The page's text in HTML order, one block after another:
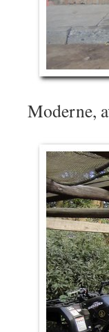
Moderne,